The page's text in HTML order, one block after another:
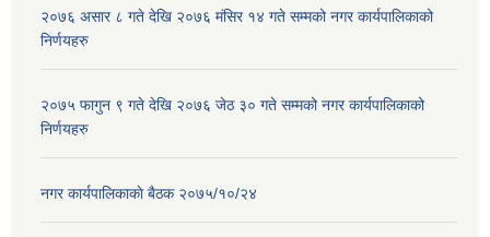
२०७६ असार ८ गते देखि २०७६ मंसिर १४ गते सम्मको नगर कार्यपालिकाको
निर्णयहरु
२०७५ फागुन ९ गते देखि २०७६ जेठ ३० गते सम्मको नगर कार्यपालिकाको
निर्णयहरु
नगर कार्यपालिकाकाे बैठक २०७५/१०/२४